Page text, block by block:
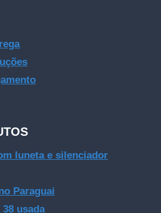
luneta e silenciador
Paraguai
usada